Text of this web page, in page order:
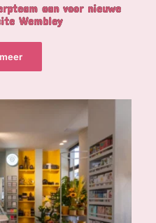
aan voor nieuwe
Wembley